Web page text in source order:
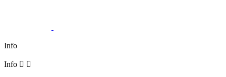
Info
Info  